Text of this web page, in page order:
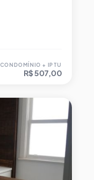
CONDOMÍNIO + IPTU
R$ 507,00